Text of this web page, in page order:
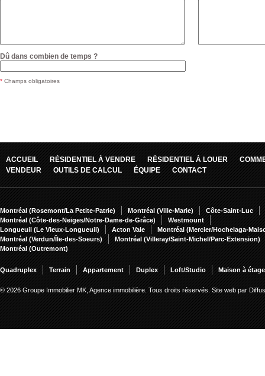
Dû dans combien de temps ?
* Champs obligatoires
ACCUEIL RÉSIDENTIEL À VENDRE RÉSIDENTIEL À LOUER
VENDEUR
OUTILS DE CALCUL ÉQUIPE CONTACT
Montréal (Rosemont/La Petite-Patrie) Montréal (Ville-Marie)
Côte-Saint-Luc
Montréal (Côte-des-Neiges/Notre-Dame-de-Grâce)
Westmount
Longueuil (Le Vieux-Longueuil)
Acton Vale
Montréal (Mercier/Hochelaga-
Montréal (Verdun/Île-des-Soeurs)
Montréal (Villeray/Saint-Michel/Parc-Extension)
Montréal (Outremont)
Quadruplex Terrain Appartement Duplex Loft/Studio Maison à
© 2026 Groupe Immobilier MK, Agence immobilière. Tous droits réservés. Site web par